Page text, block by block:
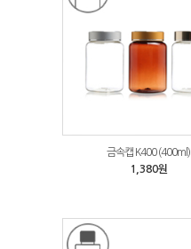
금속캡 K400 (400ml)
1,380원